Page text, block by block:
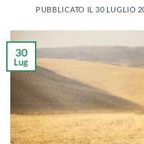
PUBBLICATO IL 30 LUGLIO
30
Lug